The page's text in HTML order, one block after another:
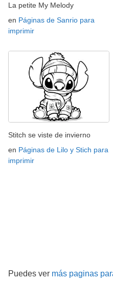
La petite My Melody
en Páginas de Sanrio para
imprimir
Stitch se viste de invierno
en Páginas de Lilo y Stich para
imprimir
Puedes ver más paginas